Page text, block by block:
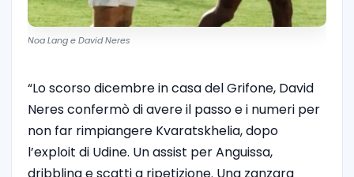
Noa Lang e David Neres
“Lo scorso dicembre in casa del Grifone, David
Neres confermò di avere il passo e i numeri per
non far rimpiangere Kvaratskhelia, dopo
l’exploit di Udine. Un assist per Anguissa,
dribbling e scatti a ripetizione. Una zanzara